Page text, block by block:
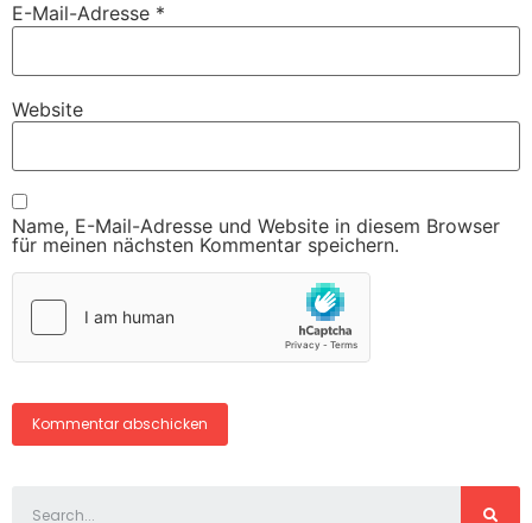
E-Mail-Adresse *
Website
Name, E-Mail-Adresse und Website in diesem Browser
für meinen nächsten Kommentar speichern.